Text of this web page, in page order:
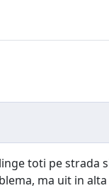
toti pe strada
ma uit in